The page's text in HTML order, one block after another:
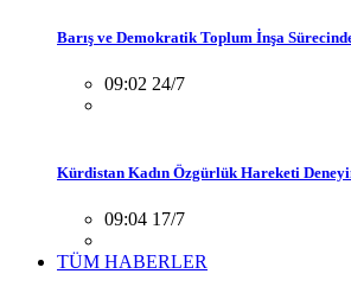
Barış ve Demokratik Toplum İnşa
09:02 24/7
Kürdistan Kadın Özgürlük Hareketi
09:04 17/7
TÜM HABERLER